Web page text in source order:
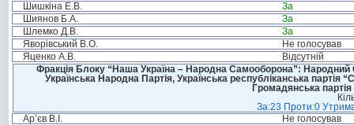
Шишкіна Е.В.
За
Шиянов Б.А.
За
Шлемко Д.В.
За
Яворівський В.О.
Не голосував
Яценко А.В.
Відсутній
Фракція Блоку “Наша Україна – Народна Самооборона”: Народний
Українська Народна Партія, Українська республіканська
Громадянська
За:23 Проти:0
Ар’єв В.І.
Не голосував